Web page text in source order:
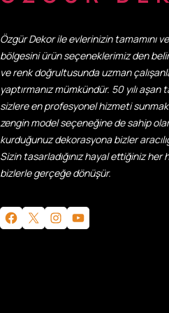
Özgür Dekor ile evlerinizin tamamını
bölgesini ürün seçeneklerimiz den
ve renk doğrultusunda uzman
yaptırmanız mümkündür. 50 yılı aşan
sizlere en profesyonel hizmeti
zengin model seçeneğine de sahip
kurduğunuz dekorasyona bizler
Sizin tasarladığınız hayal ettiğiniz her
bizlerle gerçeğe dönüşür.
Facebook X Instagram YouTube